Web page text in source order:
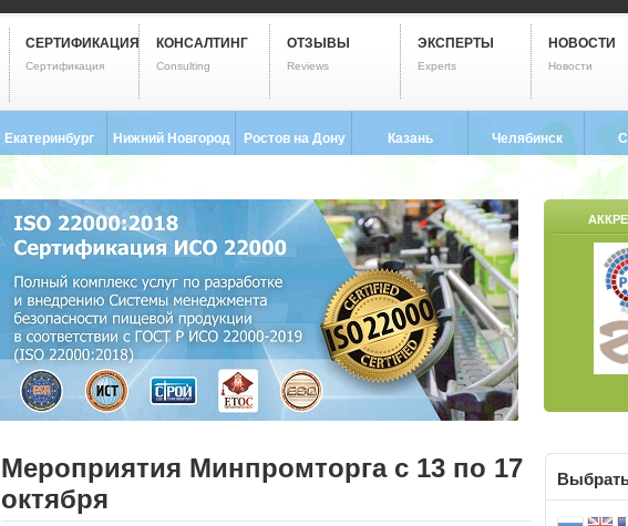
СЕРТИФИКАЦИЯ
Сертификация
КОНСАЛТИНГ
Consulting
ОТЗЫВЫ
Reviews
ЭКСПЕРТЫ
Experts
НОВОСТИ
Новости
Екатеринбург
8 (343) 237-2593
Нижний Новгород Ростов на Дону Казань Челябинск
8 (351) 799-5752 8
Мероприятия Минпромторга с 13 по 17
октября